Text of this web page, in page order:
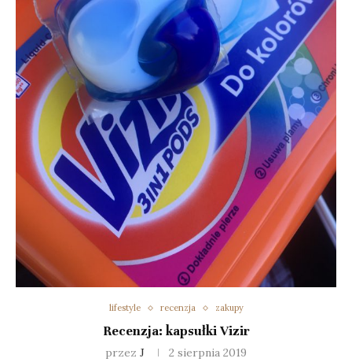
lifestyle recenzja zakupy
Recenzja: kapsułki Vizir
przez J 2 sierpnia 2019